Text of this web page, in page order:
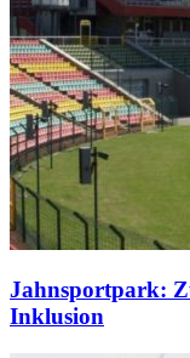
Jahnsportpark:
Inklusion